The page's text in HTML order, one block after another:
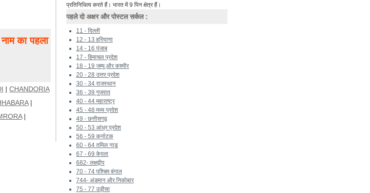
का पहला
| CHANDORIA
|
|
प्रतिनिधित्व करते हैं। भारत में 9 पिन क्षेत्र हैं।
पहले दो अक्षर और पोस्टल सर्कल :
11 - दिल्ली
12 - 13 हरियाणा
14 - 16 पंजाब
17 - हिमाचल प्रदेश
18 - 19 जम्मू और कश्मीर
20 - 28 उत्तर प्रदेश
30 - 34 राजस्थान
36 - 39 गुजरात
40 - 44 महाराष्ट्र
45 - 48 मध्य प्रदेश
49 - छत्तीसगढ़
50 - 53 आंध्र प्रदेश
56 - 59 कर्नाटक
60 - 64 तमिल नाडू
67 - 69 केरला
682- लक्षद्वीप
70 - 74 पश्चिम बंगाल
744- अंडमान और निकोबार
75 - 77 उड़ीसा